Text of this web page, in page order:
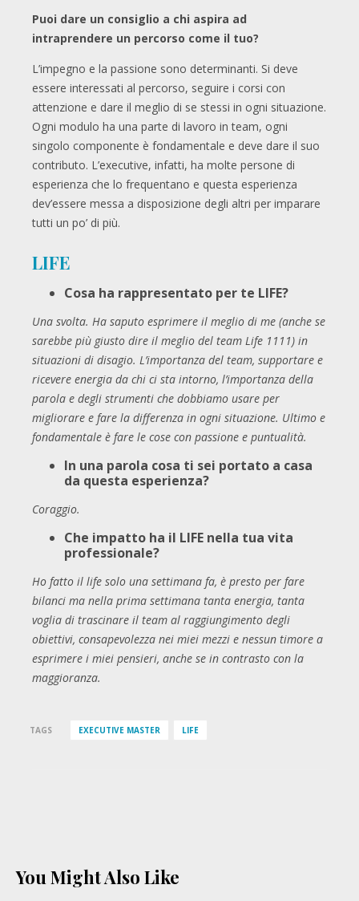
Puoi dare un consiglio a chi aspira ad
intraprendere un percorso come il tuo?
L’impegno e la passione sono determinanti. Si deve
essere interessati al percorso, seguire i corsi con
attenzione e dare il meglio di se stessi in ogni situazione.
Ogni modulo ha una parte di lavoro in team, ogni
singolo componente è fondamentale e deve dare il suo
contributo. L’executive, infatti, ha molte persone di
esperienza che lo frequentano e questa esperienza
dev’essere messa a disposizione degli altri per imparare
tutti un po’ di più.
LIFE
Cosa ha rappresentato per te LIFE?
Una svolta. Ha saputo esprimere il meglio di me (anche se
sarebbe più giusto dire il meglio del team Life 1111) in
situazioni di disagio. L’importanza del team, supportare e
ricevere energia da chi ci sta intorno, l’importanza della
parola e degli strumenti che dobbiamo usare per
migliorare e fare la differenza in ogni situazione. Ultimo e
fondamentale è fare le cose con passione e puntualità.
In una parola cosa ti sei portato a casa
da questa esperienza?
Coraggio.
Che impatto ha il LIFE nella tua vita
professionale?
Ho fatto il life solo una settimana fa, è presto per fare
bilanci ma nella prima settimana tanta energia, tanta
voglia di trascinare il team al raggiungimento degli
obiettivi, consapevolezza nei miei mezzi e nessun timore a
esprimere i miei pensieri, anche se in contrasto con la
maggioranza.
TAGS EXECUTIVE MASTER LIFE
You Might Also Like